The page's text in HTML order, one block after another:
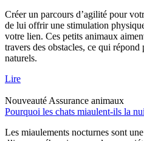
Créer un parcours d’agilité pour
de lui offrir une stimulation
votre lien. Ces petits animaux
travers des obstacles, ce qui
naturels.
Lire
NouveautéAssurance animaux
Pourquoi les chats miaulent-ils la
Les miaulements nocturnes sont